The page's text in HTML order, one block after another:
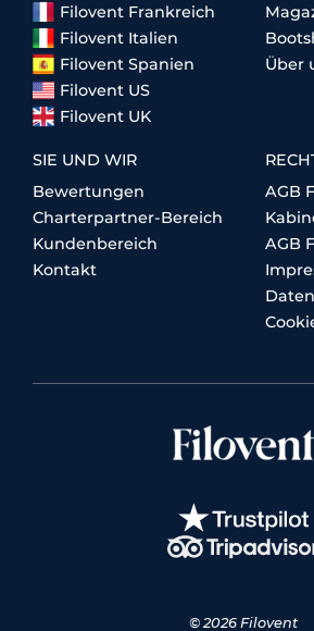
Filovent Frankreich
Filovent Italien
Filovent Spanien
Filovent US
Filovent UK
Über
SIE UND WIR
Bewertungen
Charterpartner-Bereich
Kundenbereich
Kontakt
AGB
AGB
© 2026 Filovent